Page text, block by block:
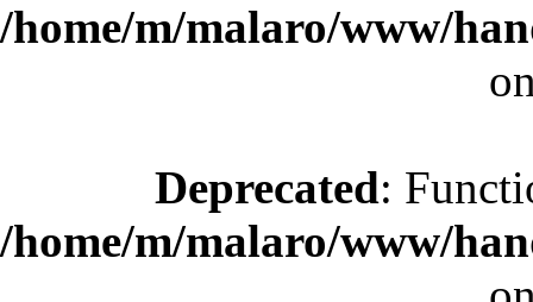
/home/m/malaro/www/
Deprecated:
/home/m/malaro/www/